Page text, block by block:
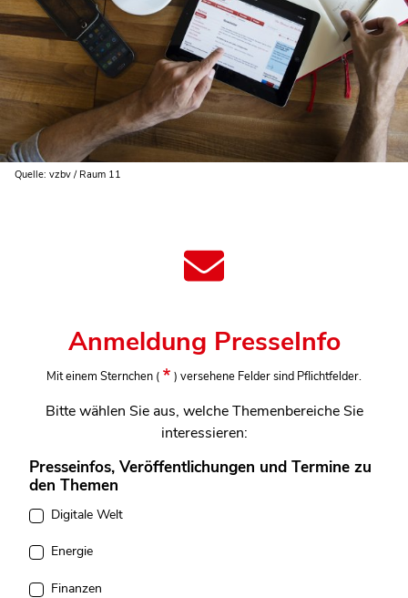
Quelle: vzbv / Raum 11
Anmeldung PresseInfo
Mit einem Sternchen ( ) versehene Felder sind Pflichtfelder.
Bitte wählen Sie aus, welche Themenbereiche Sie
interessieren:
Presseinfos, Veröffentlichungen und Termine zu
den Themen
Digitale Welt
Energie
Finanzen